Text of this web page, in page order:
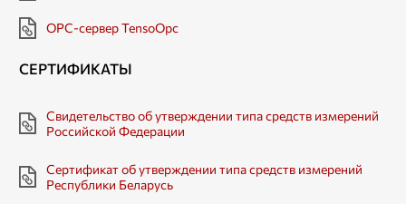
OPC-сервер TensoOpc
СЕРТИФИКАТЫ
Свидетельство об утверждении типа средств измерений
Российской Федерации
Сертификат об утверждении типа средств измерений
Республики Беларусь